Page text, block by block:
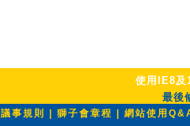
使用IE8及
最後
議事規則 獅子會章程 網站使用